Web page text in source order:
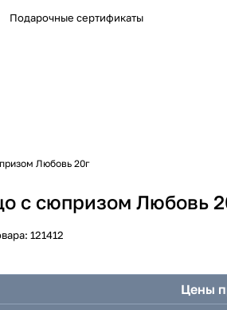
Подарочные сертификаты
Любовь 20г
с сюпризом Любовь
121412
Цены